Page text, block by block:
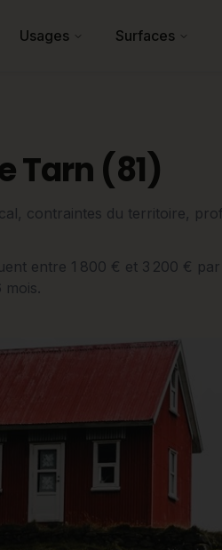
Usages Surfaces
Tarn (81)
contraintes du territoire,
entre 1 800 € et 3 200 €
mois.